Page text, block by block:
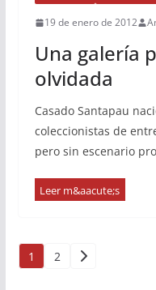
19 de enero de 2012
Una galería
olvidada
Casado Santapau
coleccionistas de
pero sin escenario
Paginación
1 2